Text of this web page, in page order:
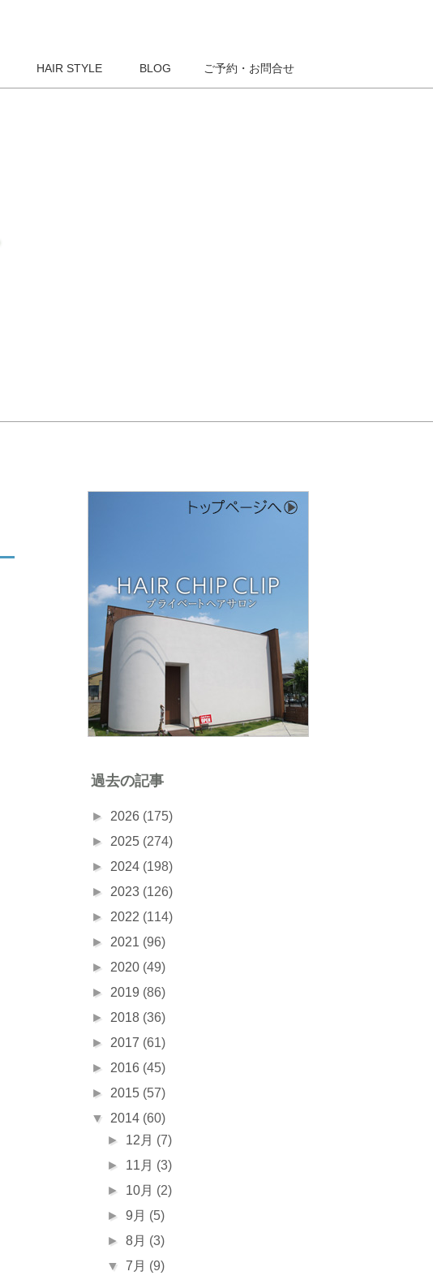
HAIR STYLE BLOG ご予約・お問合せ
過去の記事
► 2026 (175)
► 2025 (274)
► 2024 (198)
► 2023 (126)
► 2022 (114)
► 2021 (96)
► 2020 (49)
► 2019 (86)
► 2018 (36)
► 2017 (61)
► 2016 (45)
► 2015 (57)
▼ 2014 (60)
► 12月 (7)
► 11月 (3)
► 10月 (2)
►9月 (5)
►8月 (3)
▼7月 (9)